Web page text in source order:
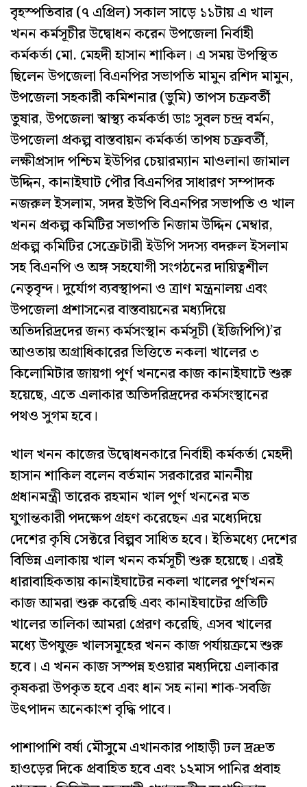
বৃহস্পতিবার (৭ এপ্রিল) সকাল সাড়ে ১১টায় এ খাল
খনন কর্মসূচীর উদ্বোধন করেন উপজেলা নির্বাহী
কর্মকর্তা মো. মেহদী হাসান শাকিল। এ সময় উপস্থিত
ছিলেন উপজেলা বিএনপির সভাপতি মামুন রশিদ মামুন,
উপজেলা সহকারী কমিশনার (ভুমি) তাপস চক্রবর্তী
তুষার, উপজেলা স্বাস্থ্য কর্মকর্তা ডাঃ সুবল চন্দ্র বর্মন,
উপজেলা প্রকল্প বাস্তবায়ন কর্মকর্তা তাপষ চক্রবর্তী,
লক্ষীপ্রসাদ পশ্চিম ইউপির চেয়ারম্যান মাওলানা জামাল
উদ্দিন, কানাইঘাট পৌর বিএনপির সাধারণ সম্পাদক
নজরুল ইসলাম, সদর ইউপি বিএনপির সভাপতি ও খাল
খনন প্রকল্প কমিটির সভাপতি নিজাম উদ্দিন মেম্বার,
প্রকল্প কমিটির সেক্রেটারী ইউপি সদস্য বদরুল ইসলাম
সহ বিএনপি ও অঙ্গ সহযোগী সংগঠনের দায়িত্বশীল
নেতৃবৃন্দ। দুর্যোগ ব্যবস্থাপনা ও ত্রাণ মন্ত্রনালয় এবং
উপজেলা প্রশাসনের বাস্তবায়নের মধ্যদিয়ে
অতিদরিদ্রদের জন্য কর্মসংস্থান কর্মসূচী (ইজিপিপি)’র
আওতায় অগ্রাধিকারের ভিত্তিতে নকলা খালের ৩
কিলোমিটার জায়গা পুর্ণ খননের কাজ কানাইঘাটে শুরু
হয়েছে, এতে এলাকার অতিদরিদ্রদের কর্মসংস্থানের
পথও সুগম হবে।
খাল খনন কাজের উদ্বোধনকারে নির্বাহী কর্মকর্তা মেহদী
হাসান শাকিল বলেন বর্তমান সরকারের মাননীয়
প্রধানমন্ত্রী তারেক রহমান খাল পুর্ণ খননের মত
যুগান্তকারী পদক্ষেপ গ্রহণ করেছেন এর মধ্যেদিয়ে
দেশের কৃষি সেক্টরে বিল্পব সাধিত হবে। ইতিমধ্যে দেশের
বিভিন্ন এলাকায় খাল খনন কর্মসূচী শুরু হয়েছে। এরই
ধারাবাহিকতায় কানাইঘাটের নকলা খালের পুর্ণখনন
কাজ আমরা শুরু করেছি এবং কানাইঘাটের প্রতিটি
খালের তালিকা আমরা প্রেরণ করেছি, এসব খালের
মধ্যে উপযুক্ত খালসমূহের খনন কাজ পর্যায়ক্রমে শুরু
হবে। এ খনন কাজ সস্পন্ন হওয়ার মধ্যদিয়ে এলাকার
কৃষকরা উপকৃত হবে এবং ধান সহ নানা শাক-সবজি
উৎপাদন অনেকাংশ বৃদ্ধি পাবে।
পাশাপাশি বর্ষা মৌসুমে এখানকার পাহাড়ী ঢল দ্রæত
হাওড়ের দিকে প্রবাহিত হবে এবং ১২মাস পানির প্রবাহ